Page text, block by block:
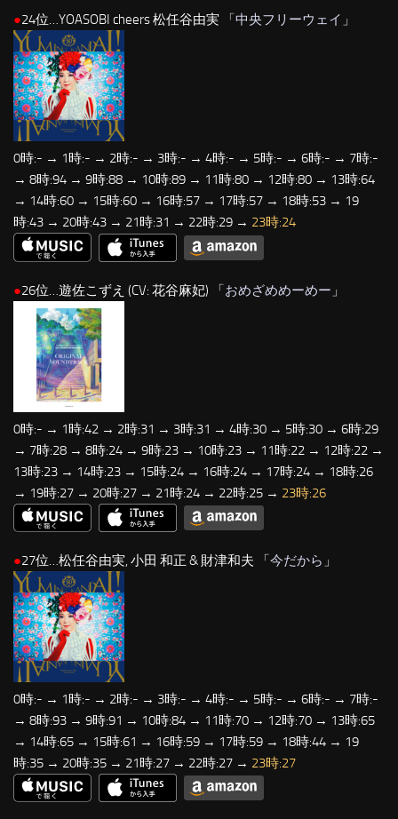
●24位…YOASOBI cheers 松任谷由実 「 中央フリーウェイ 」
0時:- → 1時:- → 2時:- → 3時:- → 4時:- → 5時:- → 6時:- → 7時:-
→ 8時:94 → 9時:88 → 10時:89 → 11時:80 → 12時:80 → 13時:64
→ 14時:60 → 15時:60 → 16時:57 → 17時:57 → 18時:53 → 19
時:43 → 20時:43 → 21時:31 → 22時:29 → 23時:24
●26位…遊佐こずえ (CV: 花谷麻妃) 「おめざめめーめー 」
0時:- → 1時:42 → 2時:31 → 3時:31 → 4時:30 → 5時:30 → 6時:29
→ 7時:28 → 8時:24 → 9時:23 → 10時:23 → 11時:22 → 12時:22 →
13時:23 → 14時:23 → 15時:24 → 16時:24 → 17時:24 → 18時:26
→ 19時:27 → 20時:27 → 21時:24 → 22時:25 → 23時:26
●27位…松任谷由実, 小田 和正 & 財津和夫 「今だから 」
0時:- → 1時:- → 2時:- → 3時:- → 4時:- → 5時:- → 6時:- → 7時:-
→ 8時:93 → 9時:91 → 10時:84 → 11時:70 → 12時:70 → 13時:65
→ 14時:65 → 15時:61 → 16時:59 → 17時:59 → 18時:44 → 19
時:35 → 20時:35 → 21時:27 → 22時:27 → 23時:27